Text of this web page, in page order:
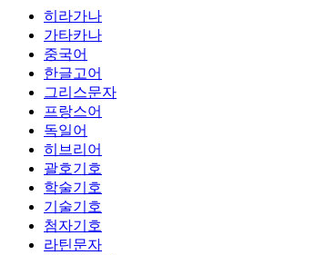
히라가나
가타카나
중국어
한글고어
그리스문자
프랑스어
독일어
히브리어
괄호기호
학술기호
기술기호
첨자기호
라틴문자